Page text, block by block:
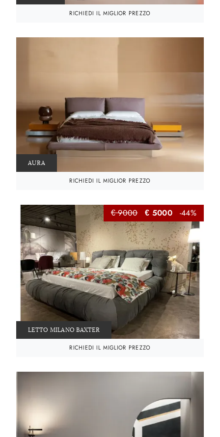
RICHIEDI IL MIGLIOR PREZZO
AURA
RICHIEDI IL MIGLIOR PREZZO
€ 9000 € 5000 -44%
LETTO MILANO BAXTER
RICHIEDI IL MIGLIOR PREZZO